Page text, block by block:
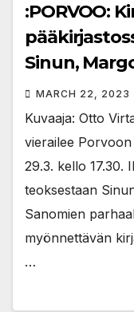
:PORVOO:
Sinun,
MARCH 22, 2023
Kuvaaja: Otto
vierailee
29.3. kello 17.30.
teoksestaan
Sanomien
myönnettävän
…